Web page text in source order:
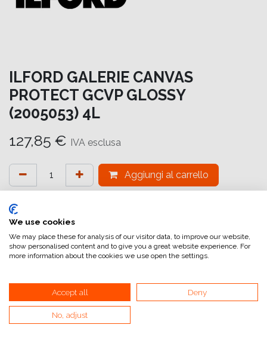
ILFORD GALERIE CANVAS
PROTECT GCVP GLOSSY
(2005053) 4L
127,85 € IVA esclusa
Aggiungi al carrello
attualmente non a magazzino
Riferimento interno:GA6644000004
GALERIE Canvas Protect è un laminato liquido a base
d'acqua che è stato specificamente progettato per
We use cookies
We may place these for analysis of our visitor data, to improve our website,
show personalised content and to give you a great website experience. For
more information about the cookies we use open the settings.
Accept all Deny
No, adjust